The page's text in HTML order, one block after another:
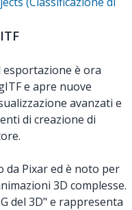
è ora
e apre nuove
avanzati e
di creazione di
da Pixar ed è noto per
3D complesse.
del 3D" e rappresenta